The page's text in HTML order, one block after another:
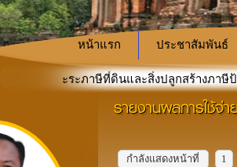
กำหนดชำระภาษีที่ดินและสิ่งปลู
ระภาษีที่ดินและสิ่งปลูกสร้างภาษีป้าย
หน้าแรก ประชาสัมพันธ์
รายงานผลการใช้จ่
กำลังแสดงหน้าที่ 1